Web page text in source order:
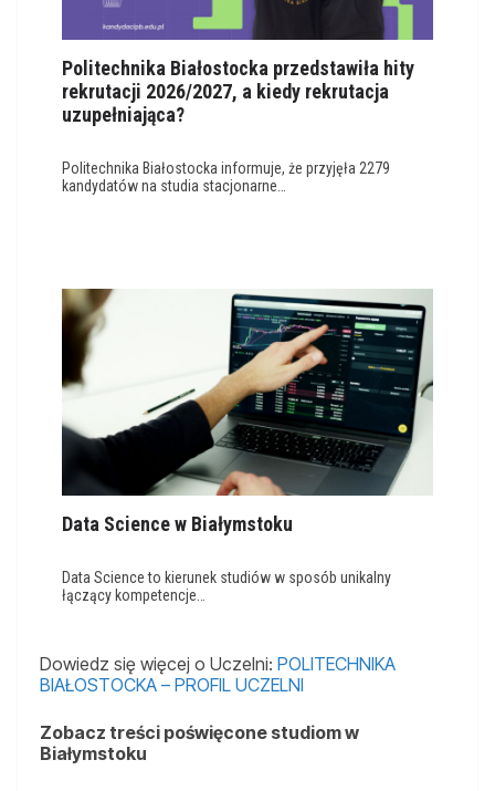
Politechnika Białostocka przedstawiła hity
rekrutacji 2026/2027, a kiedy rekrutacja
uzupełniająca?
Politechnika Białostocka informuje, że przyjęła 2279
kandydatów na studia stacjonarne…
Data Science w Białymstoku
Data Science to kierunek studiów w sposób unikalny
łączący kompetencje…
Dowiedz się więcej o Uczelni: POLITECHNIKA
BIAŁOSTOCKA – PROFIL UCZELNI
Zobacz treści poświęcone studiom w
Białymstoku